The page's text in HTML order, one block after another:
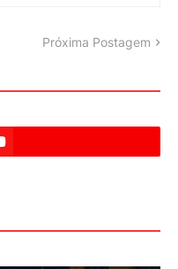
Próxima Postagem